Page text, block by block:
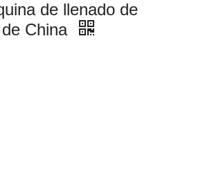
de llenado de
China